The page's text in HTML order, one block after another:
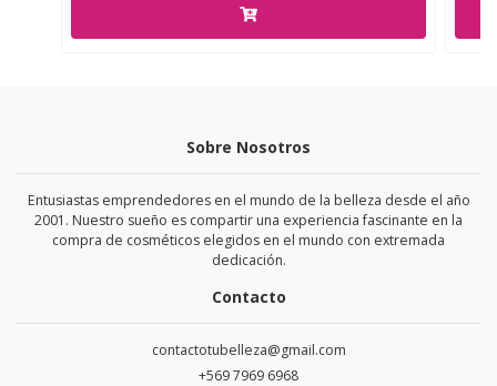
Sobre Nosotros
Entusiastas emprendedores en el mundo de la belleza desde el año
2001. Nuestro sueño es compartir una experiencia fascinante en la
compra de cosméticos elegidos en el mundo con extremada
dedicación.
Contacto
contactotubelleza@gmail.com
+569 7969 6968